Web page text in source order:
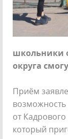
школьники
округа
Приём
от
который